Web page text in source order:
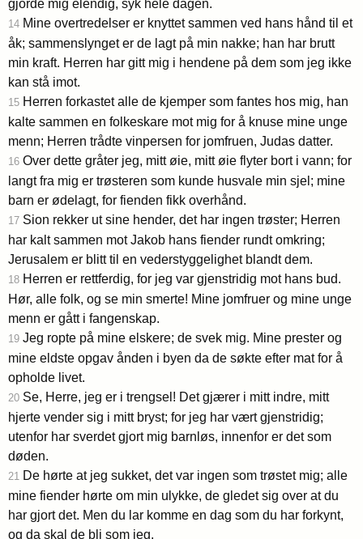
gjorde mig elendig, syk hele dagen.
14 Mine overtredelser er knyttet sammen ved hans hånd til et
åk; sammenslynget er de lagt på min nakke; han har brutt
min kraft. Herren har gitt mig i hendene på dem som jeg ikke
kan stå imot.
15 Herren forkastet alle de kjemper som fantes hos mig, han
kalte sammen en folkeskare mot mig for å knuse mine unge
menn; Herren trådte vinpersen for jomfruen, Judas datter.
16 Over dette gråter jeg, mitt øie, mitt øie flyter bort i vann; for
langt fra mig er trøsteren som kunde husvale min sjel; mine
barn er ødelagt, for fienden fikk overhånd.
17 Sion rekker ut sine hender, det har ingen trøster; Herren
har kalt sammen mot Jakob hans fiender rundt omkring;
Jerusalem er blitt til en vederstyggelighet blandt dem.
18 Herren er rettferdig, for jeg var gjenstridig mot hans bud.
Hør, alle folk, og se min smerte! Mine jomfruer og mine unge
menn er gått i fangenskap.
19 Jeg ropte på mine elskere; de svek mig. Mine prester og
mine eldste opgav ånden i byen da de søkte efter mat for å
opholde livet.
20 Se, Herre, jeg er i trengsel! Det gjærer i mitt indre, mitt
hjerte vender sig i mitt bryst; for jeg har vært gjenstridig;
utenfor har sverdet gjort mig barnløs, innenfor er det som
døden.
21 De hørte at jeg sukket, det var ingen som trøstet mig; alle
mine fiender hørte om min ulykke, de gledet sig over at du
har gjort det. Men du lar komme en dag som du har forkynt,
og da skal de bli som jeg.